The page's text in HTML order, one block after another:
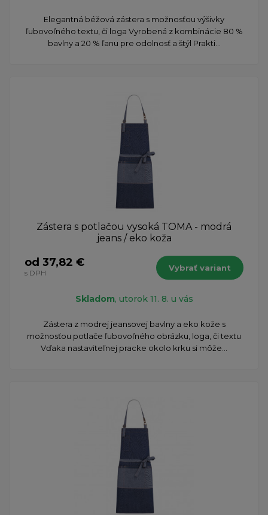
Elegantná béžová zástera s možnosťou výšivky
ľubovoľného textu, či loga Vyrobená z kombinácie 80 %
bavlny a 20 % ľanu pre odolnosť a štýl Prakti...
Zástera s potlačou vysoká TOMA - modrá
jeans / eko koža
od 37,82 €
s DPH
Vybrať variant
Skladom, utorok 11. 8. u vás
Zástera z modrej jeansovej bavlny a eko kože s
možnosťou potlače ľubovoľného obrázku, loga, či textu
Vďaka nastaviteľnej pracke okolo krku si môže...